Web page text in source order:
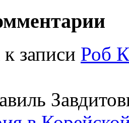
к записи Роб